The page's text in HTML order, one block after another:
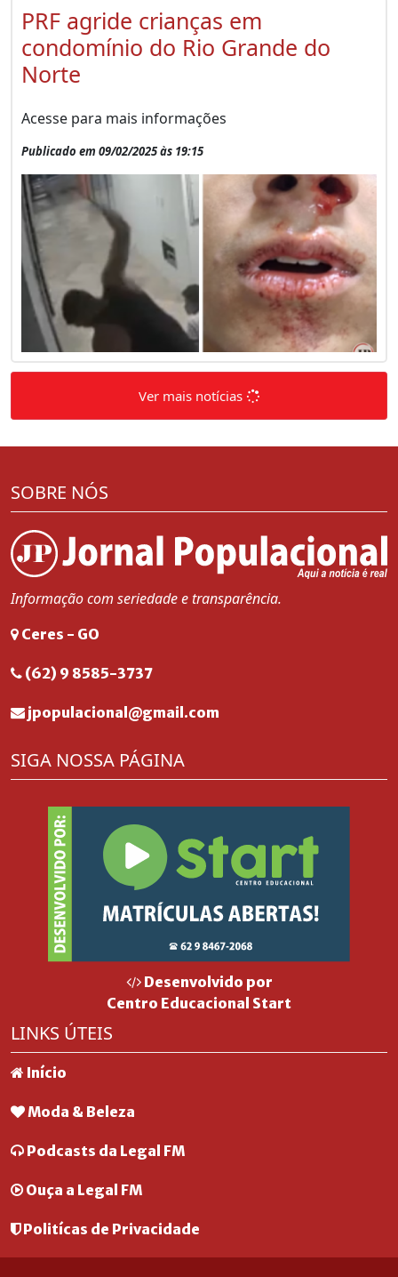
PRF agride crianças em
condomínio do Rio Grande do
Norte
Acesse para mais informações
Publicado em 09/02/2025 às 19:15
Ver mais notícias
SOBRE NÓS
Informação com seriedade e transparência.
Ceres - GO
(62) 9 8585-3737
jpopulacional@gmail.com
SIGA NOSSA PÁGINA
Desenvolvido por
Centro Educacional Start
LINKS ÚTEIS
Início
Moda & Beleza
Podcasts da Legal FM
Ouça a Legal FM
Politícas de Privacidade